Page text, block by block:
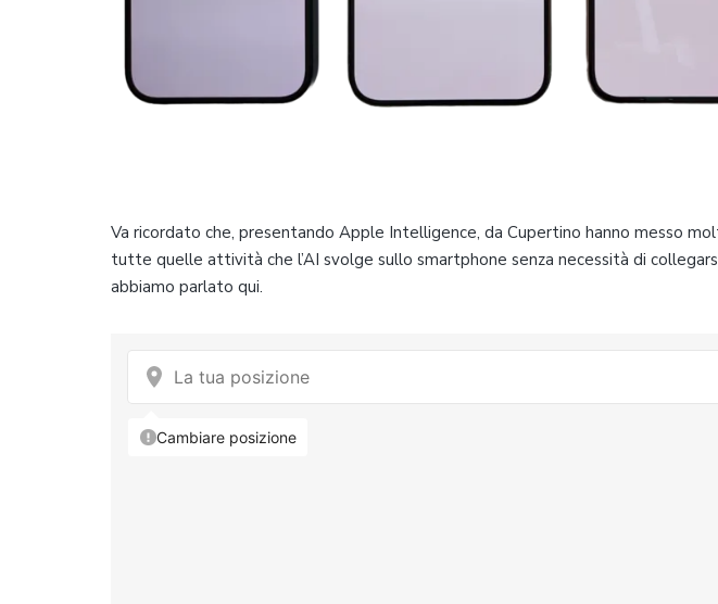
Va ricordato che, presentando Apple Intelligence, da Cupertino hanno messo
tutte quelle attività che l’AI svolge sullo smartphone senza necessità di
abbiamo parlato qui.